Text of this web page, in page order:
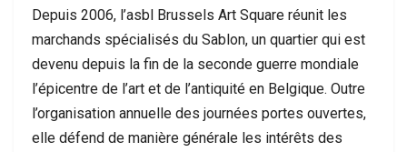
Depuis 2006, l’asbl Brussels Art Square réunit les
marchands spécialisés du Sablon, un quartier qui est
devenu depuis la fin de la seconde guerre mondiale
l’épicentre de l’art et de l’antiquité en Belgique. Outre
l’organisation annuelle des journées portes ouvertes,
elle défend de manière générale les intérêts des